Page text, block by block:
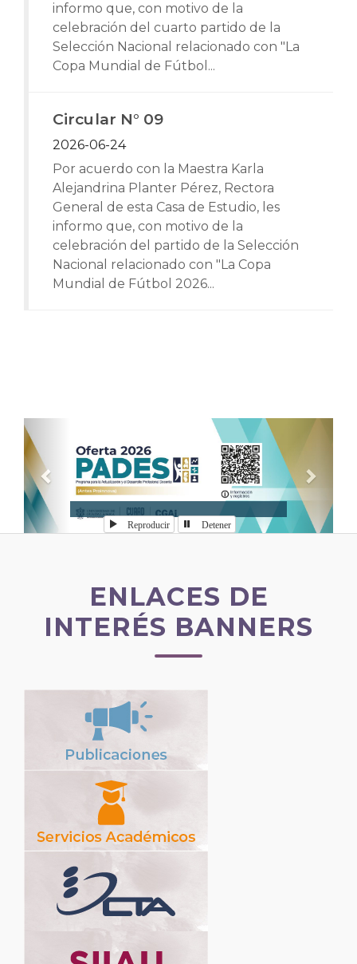
informo que, con motivo de la
celebración del cuarto partido de la
Selección Nacional relacionado con "La
Copa Mundial de Fútbol...
Circular N° 09
2026-06-24
Por acuerdo con la Maestra Karla
Alejandrina Planter Pérez, Rectora
General de esta Casa de Estudio, les
informo que, con motivo de la
celebración del partido de la Selección
Nacional relacionado con "La Copa
Mundial de Fútbol 2026...
Reproducir Detener
ENLACES DE
INTERÉS BANNERS